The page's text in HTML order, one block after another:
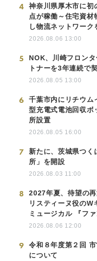
4
神奈川県厚木市に初
点が稼働～住宅資材
し物流ネットワーク
2026.08.06 13:00
5
NOK、川崎フロン
トナーを3年連続で
2026.08.05 13:00
6
千葉市内にリチウム
型充電式電池回収ボ
所設置
2026.08.05 16:00
7
新たに、茨城県つく
所」を開設
2026.08.03 11:00
8
2027年夏、待望の
リスティーヌ役のW
ミュージカル 『ファ
2026.08.06 12:00
9
令和８年度第２回
について